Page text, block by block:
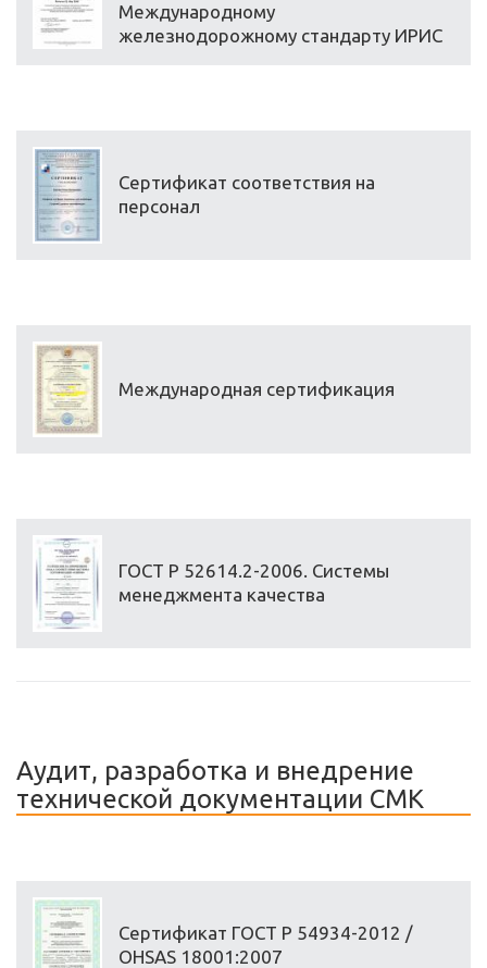
Международному
железнодорожному стандарту ИРИС
Сертификат соответствия на
персонал
Международная сертификация
ГОСТ Р 52614.2-2006. Системы
менеджмента качества
Аудит, разработка и внедрение
технической документации СМК
Сертификат ГОСТ Р 54934-2012 /
OHSAS 18001:2007